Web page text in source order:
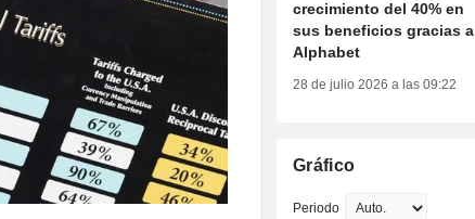
crecimiento del 40% en
sus beneficios gracias a
Alphabet
28 de julio 2026 a las 09:22
Gráfico
Periodo